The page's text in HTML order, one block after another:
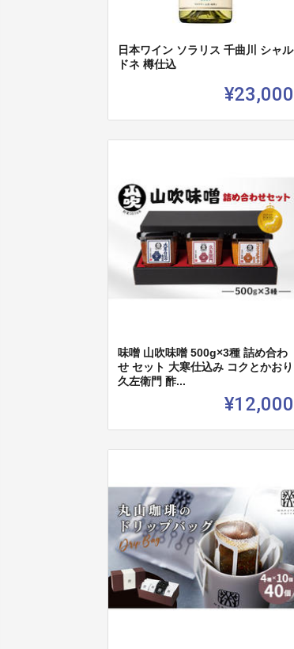
日本ワイン ソラリス 千曲川 シャル
ドネ 樽仕込
¥23,000
味噌 山吹味噌 500g×3種 詰め合わ
せ セット 大寒仕込み コクとかおり
久左衛門 酢...
¥12,000